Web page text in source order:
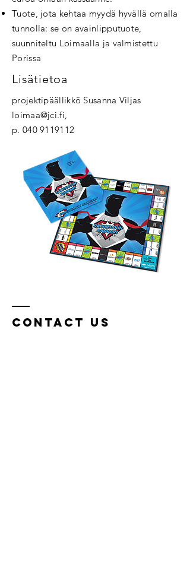
Tuote, jota kehtaa myydä hyvällä omalla
tunnolla: se on avainlipputuote,
suunniteltu Loimaalla ja valmistettu
Porissa
Lisätietoa
projektipäällikkö Susanna Viljas
loimaa@jci.fi,
p. 040 9119112
Contact us